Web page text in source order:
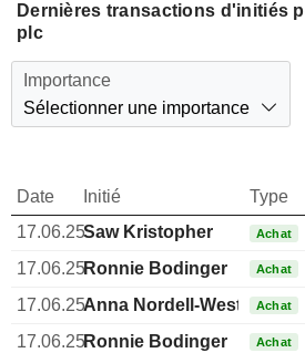
Dernières transactions d'initiés
plc
Importance
Sélectionner une importance
Date Initié Type
17.06.25Saw Kristopher Achat
17.06.25Ronnie Bodinger Achat
17.06.25Anna Nordell-WestlingAchat
17.06.25Ronnie Bodinger Achat